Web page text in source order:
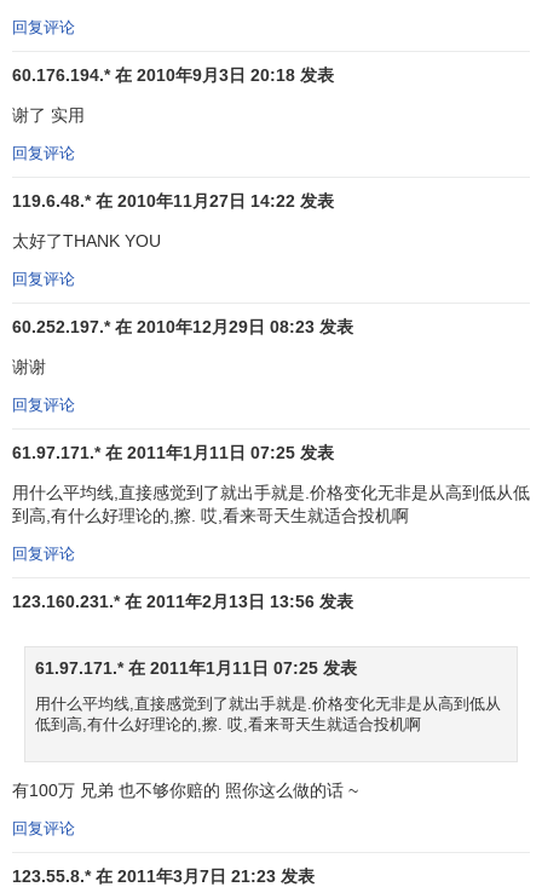
预示股价将上涨。如图所示黄色的5日均线上穿紫色的10
日均线形成的交叉；10日均线上穿绿色的
2、当短期移动平均线向下跌破中长期移动平均线形成的
交叉叫做死亡交叉。预示股价将下跌。如上图所示黄色的5日
均线下穿紫色的10日均线形成的交叉；10日均线下穿绿色的
线从上而下依次顺序排列，向右上方移动，称为多头排列。
回复评论
60.176.194.* 在 2010年9月3日 20:18 发表
谢了 实用
回复评论
119.6.48.* 在 2010年11月27日 14:22 发表
太好了THANK YOU
回复评论
60.252.197.* 在 2010年12月29日 08:23 发表
谢谢
回复评论
61.97.171.* 在 2011年1月11日 07:25 发表
用什么平均线,直接感觉到了就出手就是.价格变化无非是从高到低从低
到高,有什么好理论的,擦. 哎,看来哥天生就适合投机啊
回复评论
123.160.231.* 在 2011年2月13日 13:56 发表
61.97.171.* 在 2011年1月11日 07:25 发表
用什么平均线,直接感觉到了就出手就是.价格变化无非是从高到低从
低到高,有什么好理论的,擦. 哎,看来哥天生就适合投机啊
有100万 兄弟 也不够你赔的 照你这么做的话 ~
回复评论
123.55.8.* 在 2011年3月7日 21:23 发表